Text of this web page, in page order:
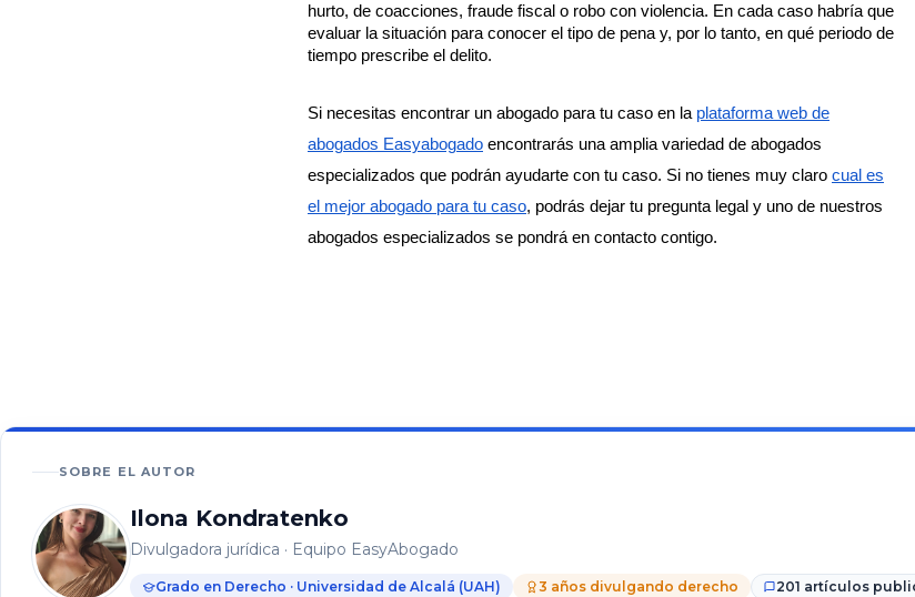
hurto, de coacciones, fraude fiscal o robo con violencia. En cada caso habría que
evaluar la situación para conocer el tipo de pena y, por lo tanto, en qué periodo de
tiempo prescribe el delito.
Si necesitas encontrar un abogado para tu caso en la plataforma web de
abogados Easyabogado encontrarás una amplia variedad de abogados
especializados que podrán ayudarte con tu caso. Si no tienes muy claro cual es
el mejor abogado para tu caso, podrás dejar tu pregunta legal y uno de nuestros
abogados especializados se pondrá en contacto contigo.
pasar
para
que
un
SOBRE EL AUTOR
Ilona Kondratenko
Divulgadora jurídica · Equipo EasyAbogado
Grado en Derecho · Universidad de Alcalá (UAH) 3 años divulgando derecho 201 artículos